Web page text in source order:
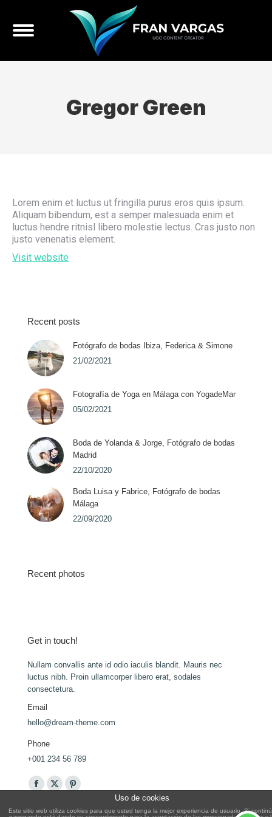
Gregor Green
Lorem enim et luctus ut fringilla purus eros quis ipsum.
Aliquam bibendum, est a semper malesuada enim et
luctus hendre ritnisl libero molestie lectus. Cras justo non
justo venenatis element.
Visit website
Recent posts
Fotógrafo de bodas Ibiza, Federica & Simone
21/02/2021
Fotografía de Yoga en Málaga con YogadeMar
05/02/2021
Boda de Yolanda & Jorge, Fotógrafo de bodas
Madrid
22/10/2020
Boda Luisa y Fabrice, Fotógrafo de bodas
Málaga
22/09/2020
Recent photos
Get in touch!
Nullam convallis ante id odio iaculis blandit. Mauris nec
luctus nibh. Proin ullamcorper libero erat, sodales
consectetura.
Email
hello@dream-theme.com
Phone
+001 234 56 789
Encuéntranos en:
Facebook
page
X
page
Pinterest
page
Uso de cookies
Este sitio web utiliza cookies para que usted tenga la mejor experiencia de usuario. Si